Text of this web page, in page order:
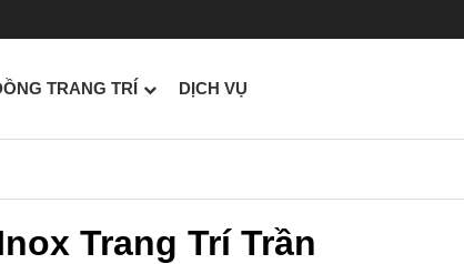
TRANG TRÍ DỊCH VỤ
Trang Trí Trần